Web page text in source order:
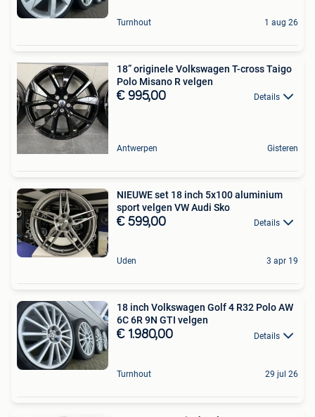
Turnhout 1 aug 26
18” originele Volkswagen T-cross Taigo
Polo Misano R velgen
€ 995,00 Details
Antwerpen Gisteren
NIEUWE set 18 inch 5x100 aluminium
sport velgen VW Audi Sko
€ 599,00 Details
Uden 3 apr 19
18 inch Volkswagen Golf 4 R32 Polo AW
6C 6R 9N GTI velgen
€ 1.980,00 Details
Turnhout 29 jul 26